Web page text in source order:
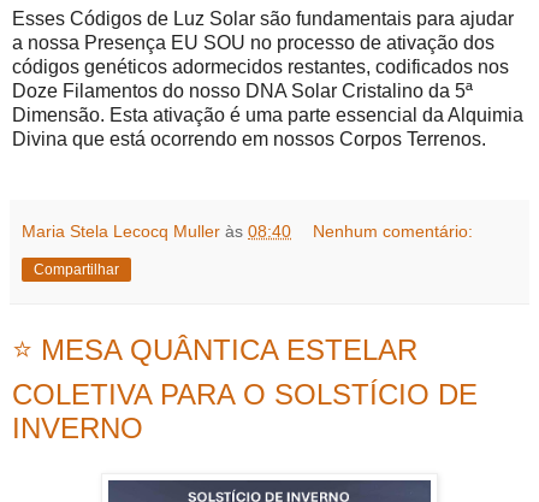
Esses Códigos de Luz Solar são fundamentais para ajudar
a nossa Presença EU SOU no processo de ativação dos
códigos genéticos adormecidos restantes, codificados nos
Doze Filamentos do nosso DNA Solar Cristalino da 5ª
Dimensão. Esta ativação é uma parte essencial da Alquimia
Divina que está ocorrendo em nossos Corpos Terrenos.
Maria Stela Lecocq Muller às 08:40 Nenhum comentário:
Compartilhar
⭐ MESA QUÂNTICA ESTELAR
COLETIVA PARA O SOLSTÍCIO DE
INVERNO